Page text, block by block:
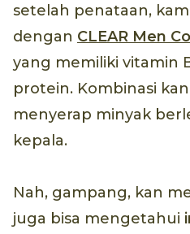
setelah penataan,
dengan CLEAR Men
yang memiliki vitamin
protein. Kombinasi
menyerap minyak
kepala.
Nah, gampang, kan
juga bisa mengetahui